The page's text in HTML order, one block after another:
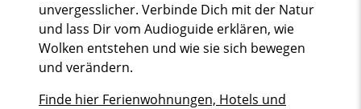
unvergesslicher. Verbinde Dich mit der Natur
und lass Dir vom Audioguide erklären, wie
Wolken entstehen und wie sie sich bewegen
und verändern.
Finde hier Ferienwohnungen, Hotels und